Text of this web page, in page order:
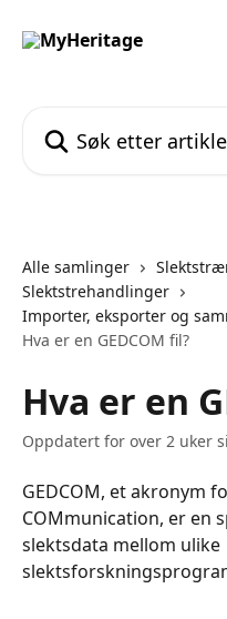
Alle samlinger
Slektstrehandlinger
Importer, eksporter og
Hva er en GEDCOM fil?
Hva er en
Oppdatert for over 2 uker
GEDCOM, et akronym
COMmunication, er en
slektsdata mellom ulike